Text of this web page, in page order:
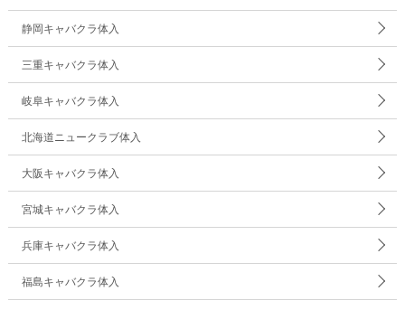
静岡キャバクラ体入
三重キャバクラ体入
岐阜キャバクラ体入
北海道ニュークラブ体入
大阪キャバクラ体入
宮城キャバクラ体入
兵庫キャバクラ体入
福島キャバクラ体入